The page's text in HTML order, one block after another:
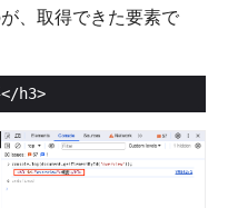
、取得できた要素で
</h3>